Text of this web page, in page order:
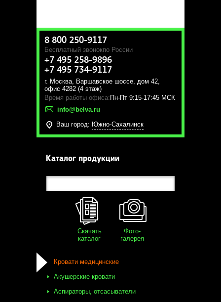
8 800 250-9117
Бесплатный звонокпо России
+7 495 258-9896
+7 495 734-9117
г. Москва, Варшавское шоссе, дом 42,
офис 4282 (4 этаж)
Время работы офиса: Пн-Пт 9:15-17:45 МСК
info@belva.ru
Ваш город: Южно-Сахалинск
Каталог продукции
Скачать
каталог
Фото-
галерея
Кровати медицинские
Акушерские кровати
Аспираторы, отсасыватели